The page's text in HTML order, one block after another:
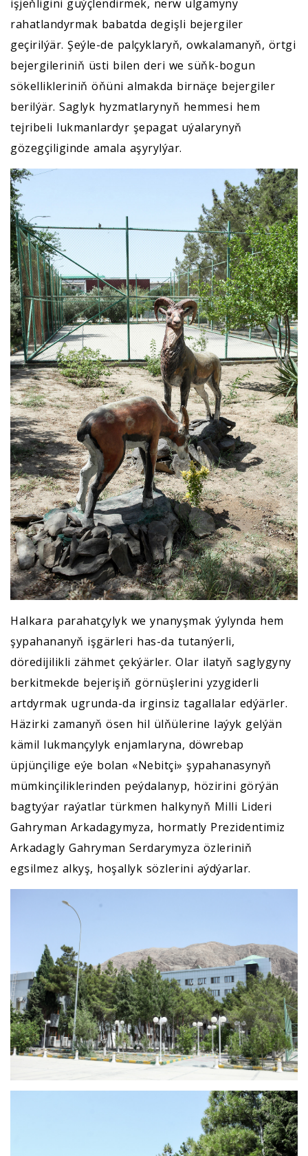
işjeňligini güýçlendirmek, nerw ulgamyny
rahatlandyrmak babatda degişli bejergiler
geçirilýär. Şeýle-de palçyklaryň, owkalamanyň, örtgi
bejergileriniň üsti bilen deri we süňk-bogun
sökellikleriniň öňüni almakda birnäçe bejergiler
berilýär. Saglyk hyzmatlarynyň hemmesi hem
tejribeli lukmanlardyr şepagat uýalarynyň
gözegçiliginde amala aşyrylýar.
Halkara parahatçylyk we ynanyşmak ýylynda hem
şypahananyň işgärleri has-da tutanýerli,
döredijilikli zähmet çekýärler. Olar ilatyň saglygyny
berkitmekde bejerişiň görnüşlerini yzygiderli
artdyrmak ugrunda-da irginsiz tagallalar edýärler.
Häzirki zamanyň ösen hil ülňülerine laýyk gelýän
kämil lukmançylyk enjamlaryna, döwrebap
üpjünçilige eýe bolan «Nebitçi» şypahanasynyň
mümkinçiliklerinden peýdalanyp, hözirini görýän
bagtyýar raýatlar türkmen halkynyň Milli Lideri
Gahryman Arkadagymyza, hormatly Prezidentimiz
Arkadagly Gahryman Serdarymyza özleriniň
egsilmez alkyş, hoşallyk sözlerini aýdýarlar.